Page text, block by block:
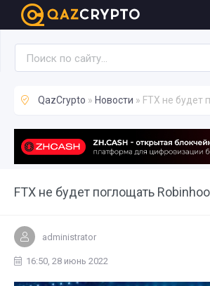
QazCrypto » Новости » FTX не будет
FTX не будет поглощать
Новости
administrator
16:50, 28 июнь 2022